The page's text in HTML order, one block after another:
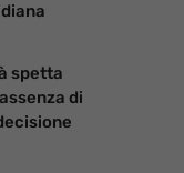
spetta
di